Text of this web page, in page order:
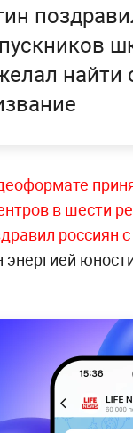
найти
в шести
россиян
энергией